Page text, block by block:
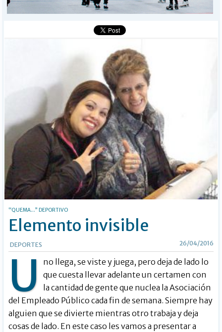
BÚSQUEDA
“QUEMA...” DEPORTIVO
Elemento invisible
DEPORTES 26/04/2016
U
no llega, se viste y juega, pero deja de lado lo
que cuesta llevar adelante un certamen con
la cantidad de gente que nuclea la Asociación
del Empleado Público cada fin de semana. Siempre hay
alguien que se divierte mientras otro trabaja y deja
cosas de lado. En este caso les vamos a presentar a